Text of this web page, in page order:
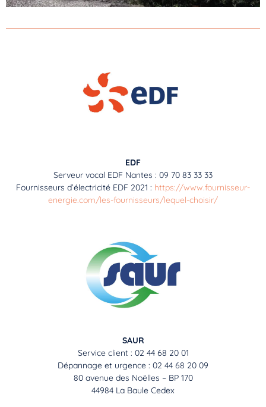
EDF
Serveur vocal EDF Nantes : 09 70 83 33 33
Fournisseurs d’électricité EDF 2021 : https://www.fournisseur-
energie.com/les-fournisseurs/lequel-choisir/
SAUR
Service client : 02 44 68 20 01
Dépannage et urgence : 02 44 68 20 09
80 avenue des Noëlles – BP 170
44984 La Baule Cedex